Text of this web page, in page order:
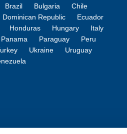
Brazil Bulgaria
Chile
Dominican Republic
Ecuador
Honduras Hungary
Italy
Panama Paraguay
Peru
Ukraine
Uruguay